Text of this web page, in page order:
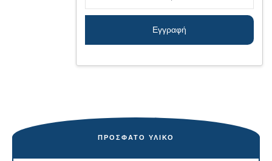
ΠΡΌΣΦΑΤΟ ΥΛΙΚΌ